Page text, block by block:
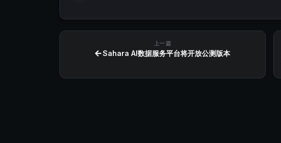
上一篇
Sahara AI数据服务平台将开放公测版本